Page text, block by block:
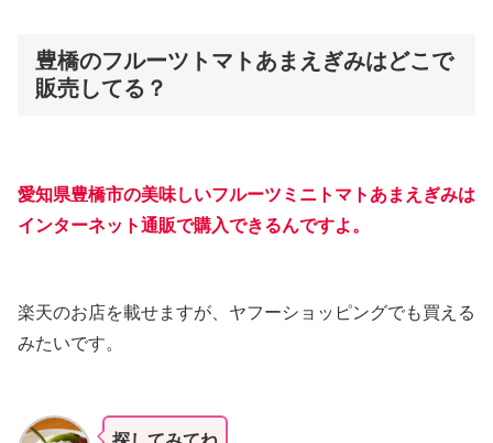
豊橋のフルーツトマトあまえぎみはどこで
販売してる？
愛知県豊橋市の美味しいフルーツミニトマトあまえぎみは
インターネット通販で購入できるんですよ。
楽天のお店を載せますが、ヤフーショッピングでも買える
みたいです。